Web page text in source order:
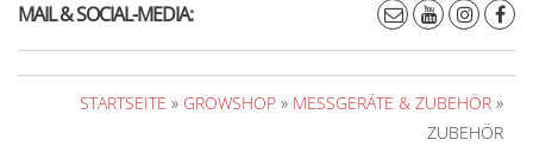
MAIL & SOCIAL-MEDIA:
STARTSEITE » GROWSHOP » MESSGERÄTE & ZUBEHÖR »
ZUBEHÖR